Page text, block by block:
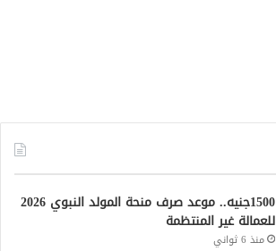
1500جنيه.. موعد صرف منحة المولد النبوي 2026
للعمالة غير المنتظمة
منذ 6 ثواني